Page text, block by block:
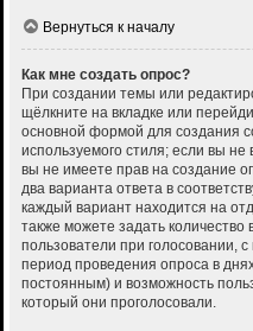
Вернуться к началу
Как мне создать опрос?
При создании темы или
щёлкните на вкладке или
основной формой для создания
используемого стиля; если вы
вы не имеете прав на создание
два варианта ответа в
каждый вариант находится на
также можете задать количество
пользователи при голосовании,
период проведения опроса в
постоянным) и возможность
который они проголосовали.